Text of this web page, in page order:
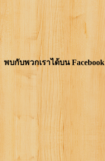
พบกับพวกเราได้บน Facebook